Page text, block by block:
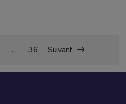
… 36 Suivant